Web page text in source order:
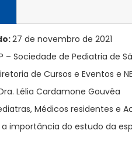
27 de novembro de 2021
– Sociedade de Pediatria de
de Cursos e Eventos e
Lélia Cardamone Gouvêa
Médicos residentes e
a importância do estudo da